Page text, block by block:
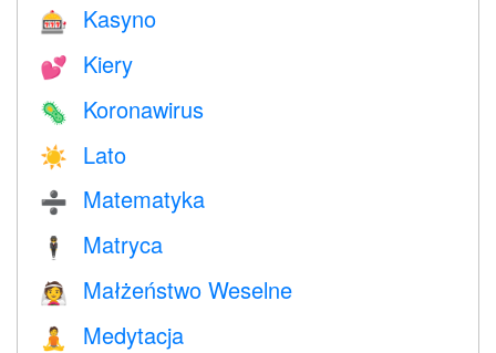
🎰 Kasyno
💕 Kiery
🦠 Koronawirus
☀️ Lato
➗ Matematyka
🕴️ Matryca
👰 Małżeństwo Weselne
🧘 Medytacja